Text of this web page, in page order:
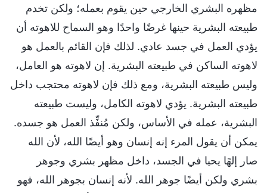
مظهره البشري الخارجي حين يقوم بعمله؛ ولكن تخدم
طبيعته البشرية حينها غرضًا واحدًا وهو السماح للاهوته أن
يؤدي العمل في جسد عادي. لذلك فإن القائم بالعمل هو
لاهوته الساكن في طبيعته البشرية. إن لاهوته هو العامل،
وليس طبيعته البشرية، ومع ذلك فإن لاهوته محتجب داخل
طبيعته البشرية. يؤدي لاهوته الكامل، وليست طبيعته
البشرية، عمله في الأساس، ولكن مُنفِّذ العمل هو جسده.
يمكن أن يقول المرء إنه إنسان وهو أيضًا الله، لأن الله
صار إلهًا يحيا في الجسد، داخل مظهر بشري وجوهر
بشري ولكن أيضًا جوهر الله. لأنه إنسان بجوهر الله، فهو